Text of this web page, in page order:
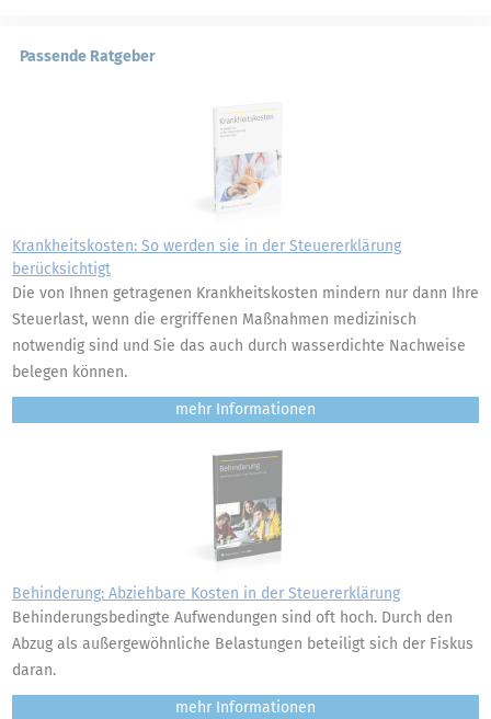
Passende Ratgeber
Krankheitskosten: So werden sie in der Steuererklärung
berücksichtigt
Die von Ihnen getragenen Krankheitskosten mindern nur dann Ihre
Steuerlast, wenn die ergriffenen Maßnahmen medizinisch
notwendig sind und Sie das auch durch wasserdichte Nachweise
belegen können.
mehr
Behinderung: Abziehbare Kosten in der Steuererklärung
Behinderungsbedingte Aufwendungen sind oft hoch. Durch den
Abzug als außergewöhnliche Belastungen beteiligt sich der Fiskus
daran.
mehr